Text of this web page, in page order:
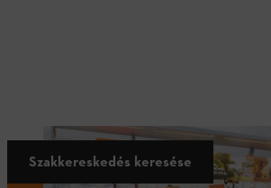
Szakkereskedés keresése